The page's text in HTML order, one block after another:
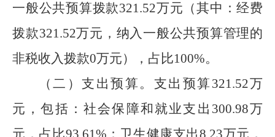
一般公共预算拨款321.52万元 （其中：经费
拨款321.52万元， 纳入一般公共预算管理的
非税收入拨款0万元），占比100%。
（二）支出预算。 支出预算 321.52万
元，包括：社会保障和就业支出 300.98万
元，占比93.61% ；卫生健康支出8.23万元，